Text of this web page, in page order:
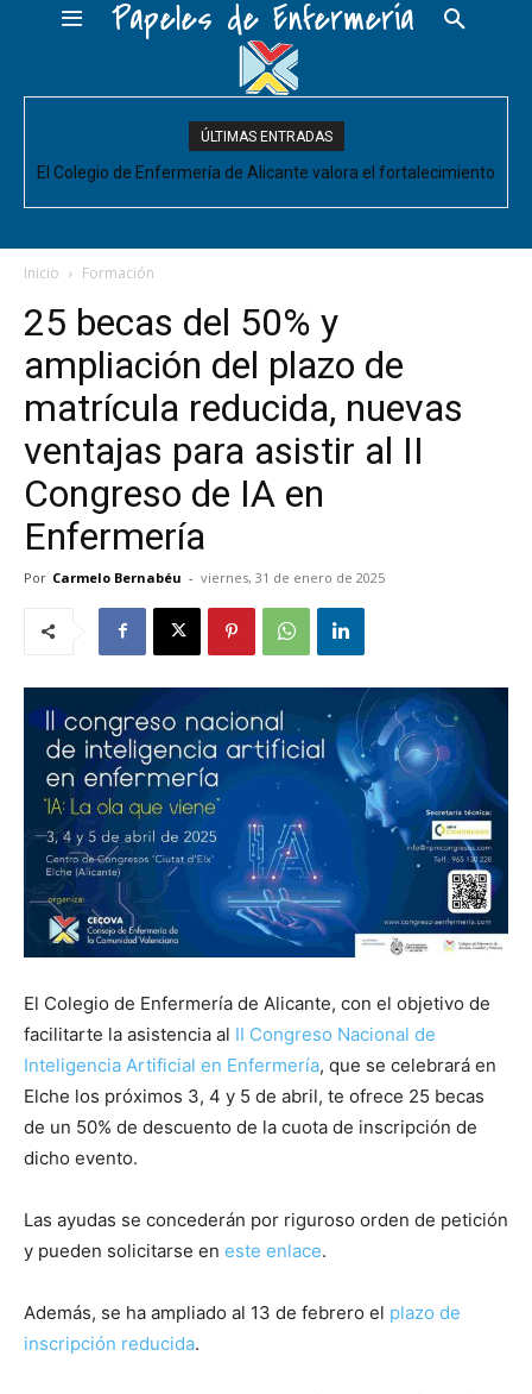
Papeles de Enfermería
ÚLTIMAS ENTRADAS
El Colegio de Enfermería de Alicante valora el fortalecimiento
acompañe de decisiones estructurales para...
Inicio Formación
25 becas del 50% y
ampliación del plazo de
matrícula reducida, nuevas
ventajas para asistir al II
Congreso de IA en
Enfermería
Por Carmelo Bernabéu - viernes, 31 de enero de 2025
El Colegio de Enfermería de Alicante, con el objetivo de
facilitarte la asistencia al II Congreso Nacional de
Inteligencia Artificial en Enfermería, que se celebrará en
Elche los próximos 3, 4 y 5 de abril, te ofrece 25 becas
de un 50% de descuento de la cuota de inscripción de
dicho evento.
Las ayudas se concederán por riguroso orden de petición
y pueden solicitarse en este enlace.
Además, se ha ampliado al 13 de febrero el plazo de
inscripción reducida.